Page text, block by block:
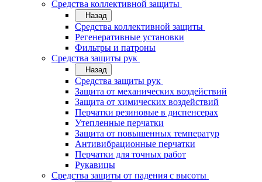
Средства коллективной защиты
Назад
Средства коллективной защиты
Регенеративные установки
Фильтры и патроны
Средства защиты рук
Назад
Средства защиты рук
Защита от механических воздействий
Защита от химических воздействий
Перчатки резиновые в диспенсерах
Утепленные перчатки
Защита от повышенных температур
Антивибрационные перчатки
Перчатки для точных работ
Рукавицы
Средства защиты от падения с высоты